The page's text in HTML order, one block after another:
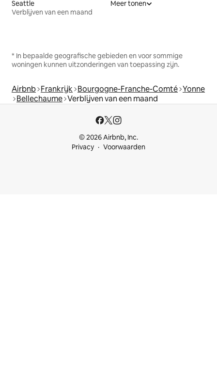
Seattle
Verblijven van een maand
Meer tonen
* In bepaalde geografische gebieden en voor sommige
woningen kunnen uitzonderingen van toepassing zijn.
Airbnb Frankrijk Bourgogne-Franche-Comté Yonne
Bellechaume Verblijven van een maand
© 2026 Airbnb, Inc.
Privacy
Voorwaarden